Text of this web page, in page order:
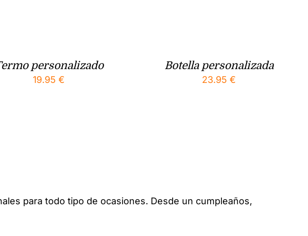
personalizado
19.95€
Botella personalizada
23.95€
para todo tipo de ocasiones. Desde un cumpleaños,